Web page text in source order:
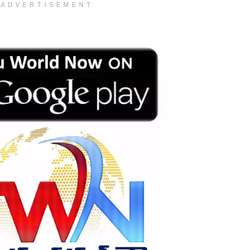
ADVERTISEMENT